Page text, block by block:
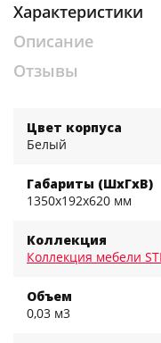
Характеристики
Описание
Отзывы
Цвет корпуса
Белый
Габариты (ШхГхВ)
1350x192x620 мм
Коллекция
Коллекция мебели
Объем
0,03 м3